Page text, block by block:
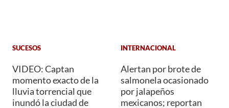
SUCESOS
VIDEO: Captan
momento exacto de la
lluvia torrencial que
inundó la ciudad de
INTERNACIONAL
Alertan por brote de
salmonela ocasionado
por jalapeños
mexicanos; reportan